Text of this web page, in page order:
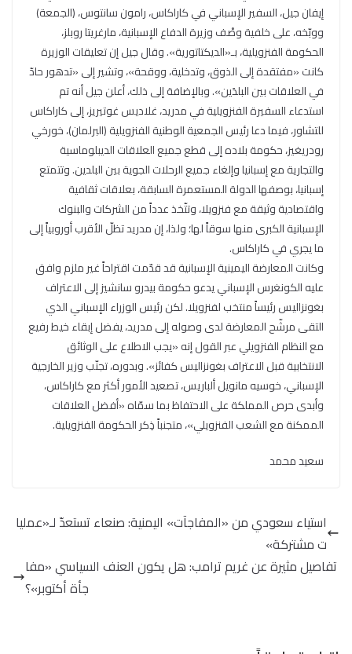
إيفان جيل، السفير الإسباني في كاراكاس، رامون سانتوس، (الجمعة)
ووبّخه، على خلفية وصْف وزيرة الدفاع الإسبانية، مارغريتا روبلز،
الحكومة الفنزويلية، بـ«الديكتاتورية». وقال جيل إن تعليقات الوزيرة
كانت «مفتقدة إلى الذوق، وتدخلية، ووقحة»، وتشير إلى «تدهور حادّ
في العلاقات بين البلدَين». وبالإضافة إلى ذلك، أعلن جيل أنه تم
استدعاء السفيرة الفنزويلية في مدريد، غلاديس غوتيريز، إلى كاراكاس
للتشاور، فيما دعا رئيس الجمعية الوطنية الفنزويلية (البرلمان)، خورخي
رودريغيز، حكومة بلاده إلى قطع جميع العلاقات الديبلوماسية
والتجارية مع إسبانيا وإلغاء جميع الرحلات الجوية بين البلدين. وتتمتع
إسبانيا، بوصفها الدولة المستعمرة السابقة، بعلاقات ثقافية
واقتصادية وثيقة مع فنزويلا، وتتّخذ عدداً من الشركات والبنوك
الإسبانية الكبرى منها سوقاً لها؛ ولذا، إن مدريد تظلّ الأقرب أوروبياً إلى
ما يجري في كاراكاس.
وكانت المعارضة اليمينية الإسبانية قد قدّمت اقتراحاً غير ملزم وافق
عليه الكونغرس الإسباني يدعو حكومة بيدرو سانشيز إلى الاعتراف
بغونزاليس رئيساً منتخب لفنزويلا. لكن رئيس الوزراء الإسباني الذي
التقى مرشّح المعارضة لدى وصوله إلى مدريد، يفضل إبقاء خيط رفيع
مع النظام الفنزويلي عبر القول إنه «يجب الاطلاع على الوثائق
الانتخابية قبل الاعتراف بغونزاليس كفائز». وبدوره، تجنّب وزير الخارجية
الإسباني، خوسيه مانويل ألباريس، تصعيد الأمور أكثر مع كاراكاس،
وأبدى حرص المملكة على الاحتفاظ بما سمّاه «أفضل العلاقات
الممكنة مع الشعب الفنزويلي»، متجنباً ذِكر الحكومة الفنزويلية.
سعيد محمد
استياء سعودي من «المفاجآت» اليمنية: صنعاء تستعدّ لـ«عمليا
ت مشتركة»
تفاصيل مثيرة عن غريم ترامب: هل يكون العنف السياسي «مفا
جأة أكتوبر»؟